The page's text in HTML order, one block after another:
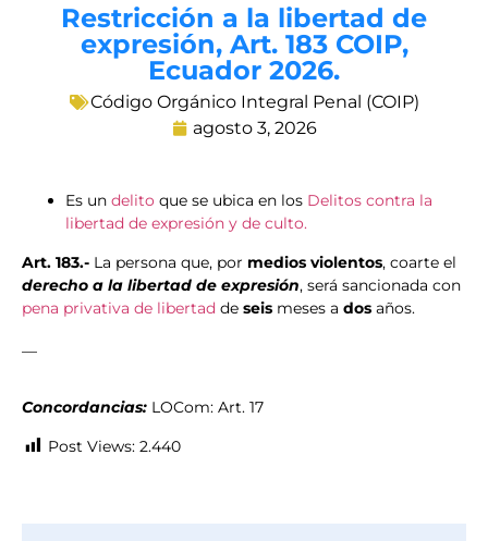
Restricción a la libertad de
expresión, Art. 183 COIP,
Ecuador 2026.
Código Orgánico Integral Penal (COIP)
agosto 3, 2026
Es un delito que se ubica en los Delitos contra la
libertad de expresión y de culto.
Art. 183.- La persona que, por medios violentos, coarte el
derecho a la libertad de expresión, será sancionada con
pena privativa de libertad de seis meses a dos años.
Concordancias: LOCom: Art. 17
Post Views: 2.440